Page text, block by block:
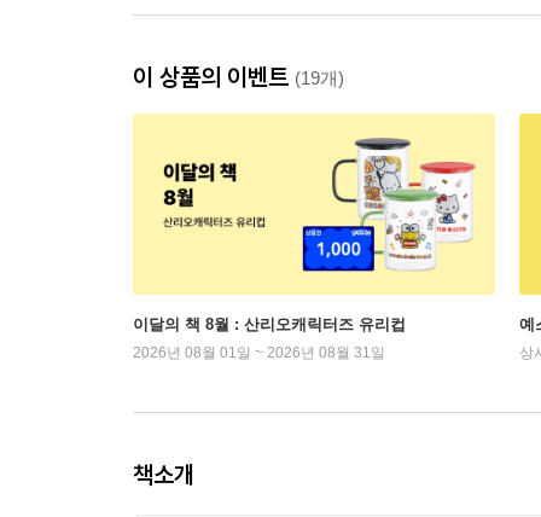
이 상품의 이벤트 (19개)
이달의 책 8월 : 산리오캐릭터즈 유리컵
2026년 08월 01일 ~ 2026년 08월 31일
예
상
책소개